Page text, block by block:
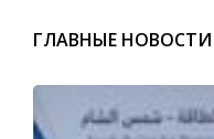
ГЛАВНЫЕ НОВОСТИ